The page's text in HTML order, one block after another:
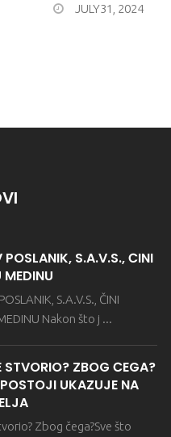
JULY31, 2024
POSLANIK, S.A.V.S., ČINI
MEDINU
S.A.V.S., ČINI
Nakon što j ...
STVORIO? ZBOG ČEGA?
UKAZUJE NA
Zbog čega?Sve što